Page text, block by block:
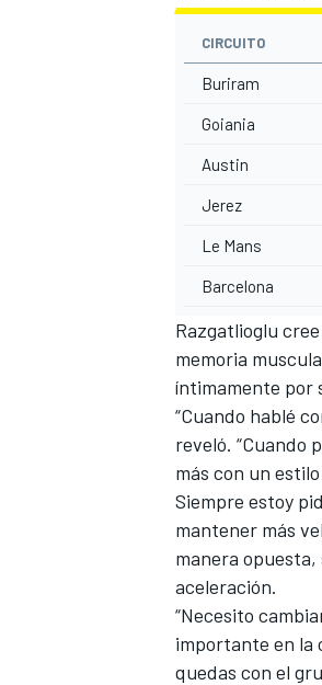
CIRCUITO
Buriram
Goiania
Austin
Jerez
Le Mans
Barcelona
Razgatlioglu
memoria
íntimamente por
“Cuando hablé
reveló. “Cuando
más con un
Siempre estoy
mantener más
manera
aceleración.
“Necesito
importante en la
quedas con el